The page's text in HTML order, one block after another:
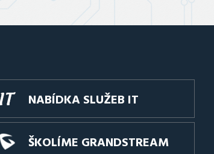
NABÍDKA SLUŽEB IT
ŠKOLÍME GRANDSTREAM